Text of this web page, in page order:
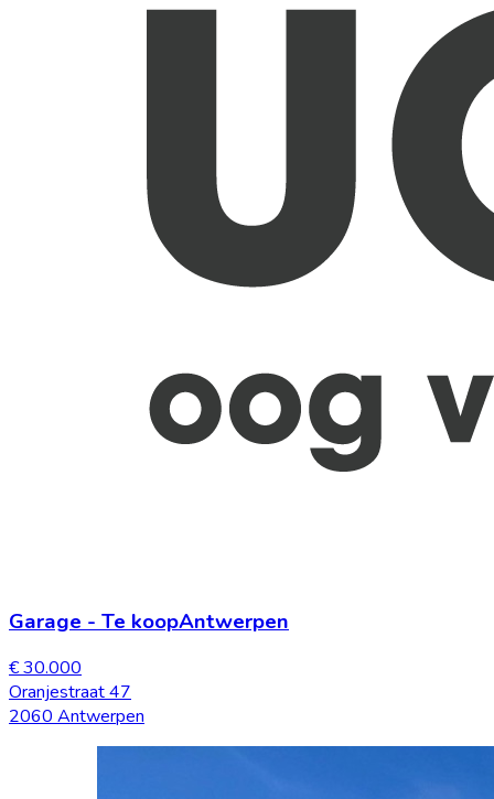
Garage - Te koopAntwerpen
€ 30.000
Oranjestraat 47
2060 Antwerpen